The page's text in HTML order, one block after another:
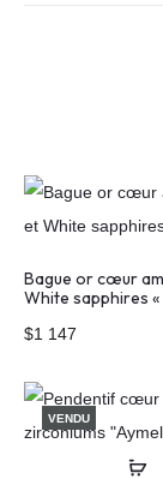
Bague or cœur
White sapphires «
$1 147
VENDU